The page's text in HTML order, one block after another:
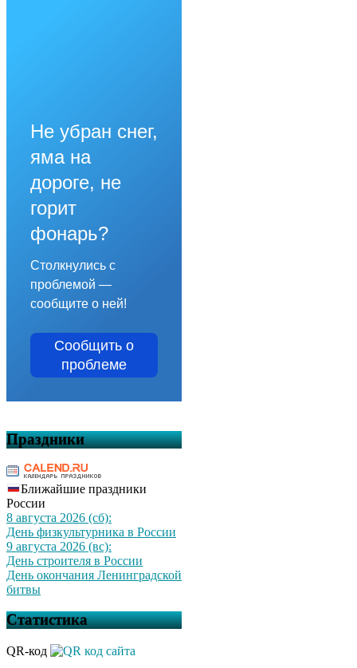
Не убран снег,
яма на
дороге, не
горит
фонарь?
Столкнулись с
проблемой —
сообщите о ней!
Сообщить о
проблеме
Праздники
Ближайшие праздники
России
8 августа 2026 (сб):
День физкультурника в России
9 августа 2026 (вс):
День строителя в России
День окончания Ленинградской
битвы
Статистика
QR-код